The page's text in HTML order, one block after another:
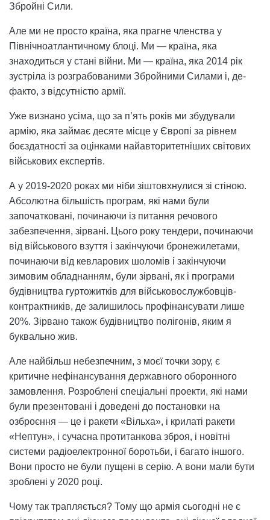
Збройні Сили.
Але ми не просто країна, яка прагне членства у
Північноатлантичному блоці. Ми — країна, яка
знаходиться у стані війни. Ми — країна, яка 2014 рік
зустріла із розграбованими Збройними Силами і, де-
факто, з відсутністю армії.
Уже визнано усіма, що за п’ять років ми збудували
армію, яка займає десяте місце у Європі за рівнем
боєздатності за оцінками найавторитетніших світових
військових експертів.
А у 2019-2020 роках ми ніби зіштовхнулися зі стіною.
Абсолютна більшість програм, які нами були
започатковані, починаючи із питання речового
забезпечення, зірвані. Цього року тендери, починаючи
від військового взуття і закінчуючи бронежилетами,
починаючи від кевларових шоломів і закінчуючи
зимовим обладнанням, були зірвані, як і програми
будівництва гуртожитків для військовослужбовців-
контрактників, де залишилось профінансувати лише
20%. Зірвано також будівництво полігонів, яким я
буквально жив.
Але найбільш небезпечним, з моєї точки зору, є
критичне нефінансування державного оборонного
замовлення. Розроблені спеціальні проекти, які нами
були презентовані і доведені до постановки на
озброєння — це і ракети «Вільха», і крилаті ракети
«Нептун», і сучасна протитанкова зброя, і новітні
системи радіоелектронної боротьби, і багато іншого.
Вони просто не були пущені в серію. А вони мали бути
зроблені у 2020 році.
Чому так трапляється? Тому що армія сьогодні не є